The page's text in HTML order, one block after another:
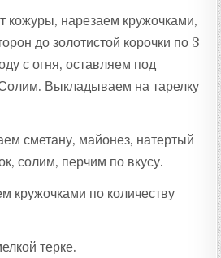
кожуры, нарезаем кружочками,
до золотистой корочки по 3
с огня, оставляем под
Выкладываем на тарелку
сметану, майонез, натертый
солим, перчим по вкусу.
кружочками по количеству
терке.